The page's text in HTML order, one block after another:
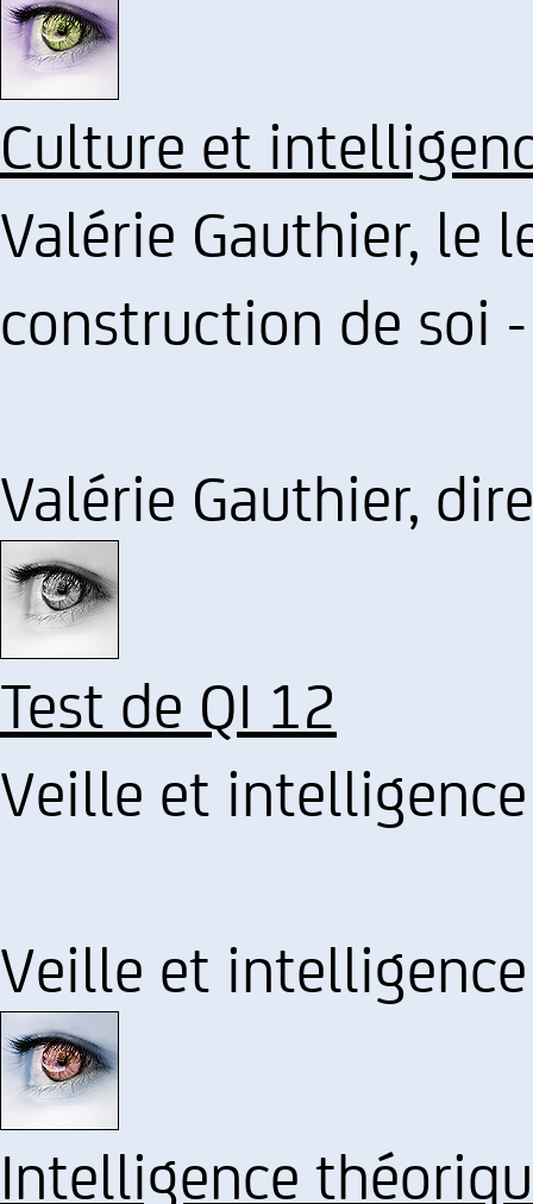
Culture et
Valérie Gauthier, le
construction de soi
Valérie Gauthier,
Test de QI 12
Veille et
Veille et
Intelligence